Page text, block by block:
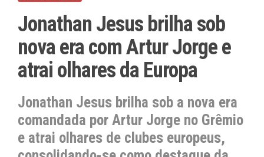
Jonathan Jesus brilha sob
nova era com Artur Jorge e
atrai olhares da Europa
Jonathan Jesus brilha sob a nova era
comandada por Artur Jorge no Grêmio
e atrai olhares de clubes europeus,